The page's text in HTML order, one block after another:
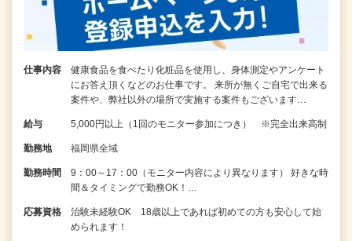
仕事内容
健康食品を食べたり化粧品を使用し、身体測定やアンケート
にお答え頂くなどのお仕事です。 来所が無くご自宅で出来る
案件や、弊社以外の場所で実施する案件もございます…
給与 5,000円以上（1回のモニター参加につき） ※完全出来高制
勤務地 福岡県全域
勤務時間
9：00～17：00（モニター内容により異なります） 好きな時
間＆タイミングで勤務OK！…
応募資格
治験未経験OK 18歳以上であれば初めての方も安心して始
められます！